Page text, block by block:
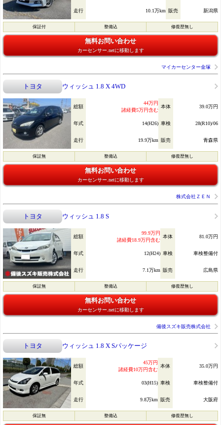
走行 10.1万km 販売 新潟県
保証付 整備込 修復歴無し
無料お問い合わせ
カーセンサー.netに移動します
マイカーセンター金塚
トヨタ ウィッシュ 1.8 X 4WD
総額
44万円
諸経費5万円含む
本体 39.0万円
年式 14(H26) 車検 28(R10)/06
走行 19.9万km 販売 青森県
保証無 整備込 修復歴無し
無料お問い合わせ
カーセンサー.netに移動します
株式会社ＺＥＮ
トヨタ ウィッシュ 1.8 S
総額
99.9万円
諸経費18.9万円含む
本体 81.0万円
年式 12(H24) 車検 車検整備付
走行 7.1万km 販売 広島県
保証無 整備込 修復歴無し
無料お問い合わせ
カーセンサー.netに移動します
備後スズキ販売株式会社
トヨタ ウィッシュ 1.8 X Sパッケージ
総額
45万円
諸経費10万円含む
本体 35.0万円
年式 03(H15) 車検 車検整備付
走行 9.8万km 販売 大阪府
保証無 整備込 修復歴無し